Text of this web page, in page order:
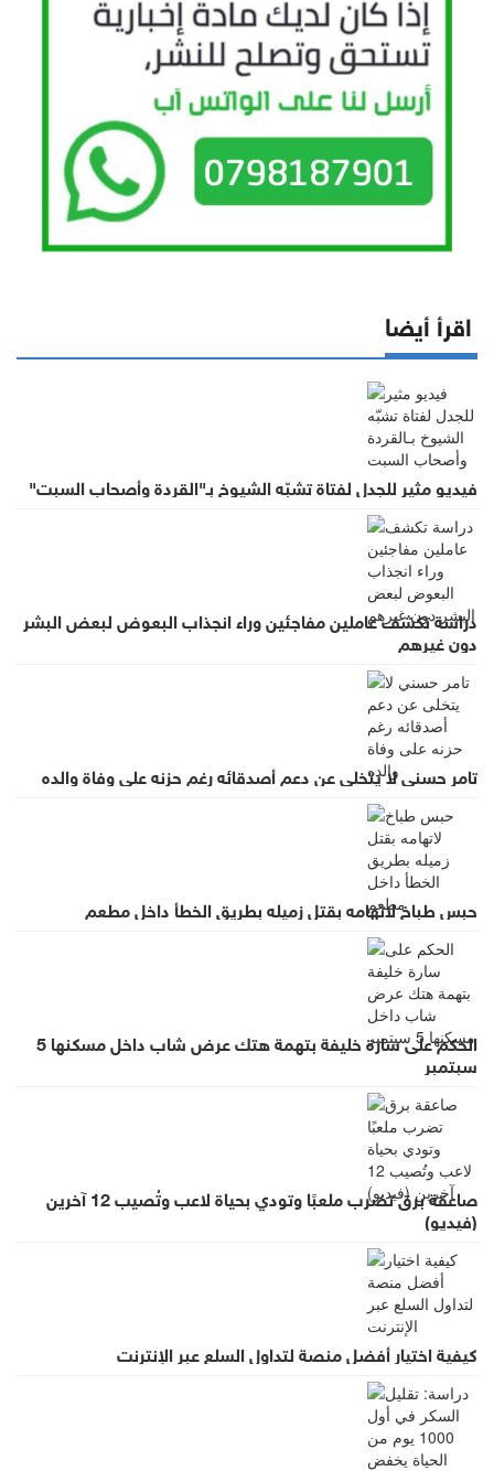
اقرأ أيضا
فيديو مثير للجدل لفتاة تشبّه الشيوخ بـ"القردة وأصحاب السبت"
دراسة تكشف عاملين مفاجئين وراء انجذاب البعوض لبعض البشر
دون غيرهم
تامر حسني لا يتخلى عن دعم أصدقائه رغم حزنه على وفاة والده
حبس طباخ لاتهامه بقتل زميله بطريق الخطأ داخل مطعم
الحكم على سارة خليفة بتهمة هتك عرض شاب داخل مسكنها 5
سبتمبر
صاعقة برق تضرب ملعبًا وتودي بحياة لاعب وتُصيب 12 آخرين
(فيديو)
كيفية اختيار أفضل منصة لتداول السلع عبر الإنترنت